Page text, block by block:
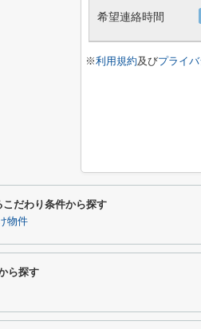
希望連絡時間
※利用規約及びプライ
だわり条件から探す
物件
ら探す